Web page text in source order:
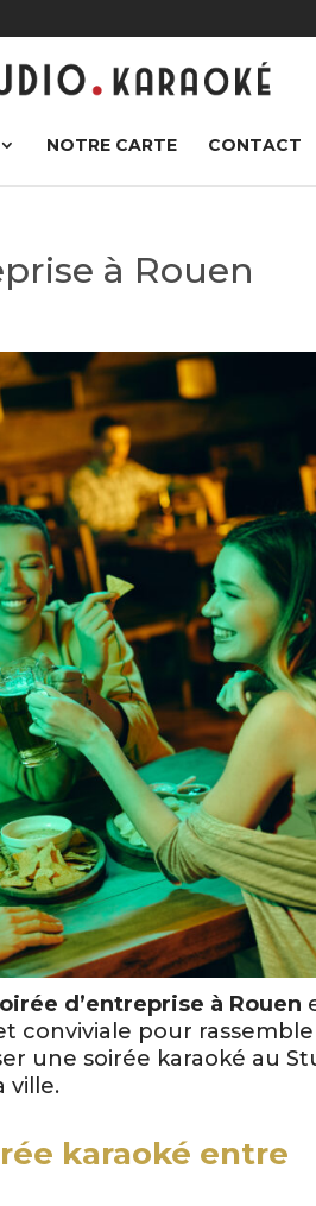
NOTRE CARTE CONTACT
à Rouen
d’entreprise à Rouen
conviviale pour
une soirée karaoké au
ville.
karaoké entre